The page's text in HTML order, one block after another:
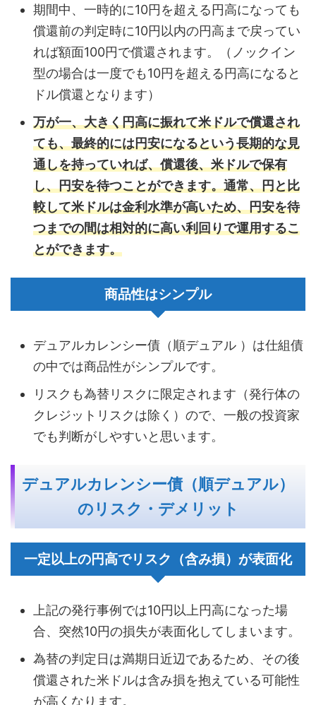
期間中、一時的に10円を超える円高になっても
償還前の判定時に10円以内の円高まで戻ってい
れば額面100円で償還されます。（ノックイン
型の場合は一度でも10円を超える円高になると
ドル償還となります）
万が一、大きく円高に振れて米ドルで償還され
ても、最終的には円安になるという長期的な見
通しを持っていれば、償還後、米ドルで保有
し、円安を待つことができます。通常、円と比
較して米ドルは金利水準が高いため、円安を待
つまでの間は相対的に高い利回りで運用するこ
とができます。
商品性はシンプル
デュアルカレンシー債（順デュアル ）は仕組債
の中では商品性がシンプルです。
リスクも為替リスクに限定されます（発行体の
クレジットリスクは除く）ので、一般の投資家
でも判断がしやすいと思います。
デュアルカレンシー債（順デュアル）
のリスク・デメリット
一定以上の円高でリスク（含み損）が表面化
上記の発行事例では10円以上円高になった場
合、突然10円の損失が表面化してしまいます。
為替の判定日は満期日近辺であるため、その後
償還された米ドルは含み損を抱えている可能性
が高くなります。